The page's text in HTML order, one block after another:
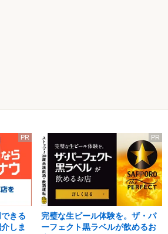
PR
きる
しま
PR
完璧な生ビール体験を。ザ・パ
ーフェクト黒ラベルが飲めるお